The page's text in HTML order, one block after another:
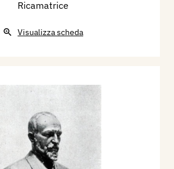
Ricamatrice
Visualizza scheda